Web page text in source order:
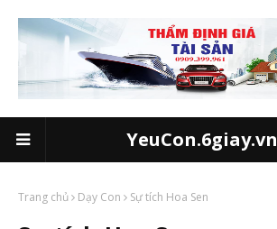
YeuCon.6giay.vn
Trang chủ Dạy Con Sự tích Hoa Sen